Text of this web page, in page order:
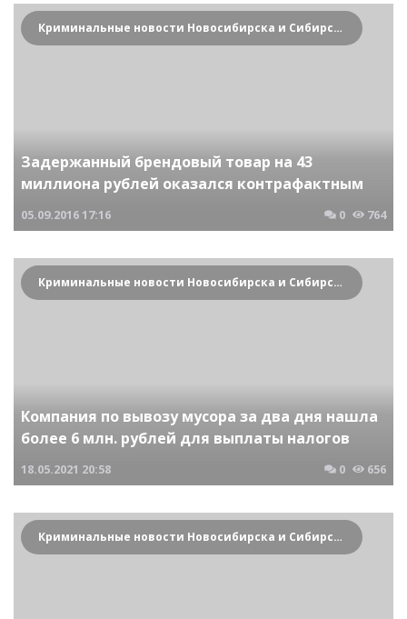
Криминальные новости Новосибирска и Сибирского региона
Задержанный брендовый товар на 43
миллиона рублей оказался контрафактным
05.09.201617:16 0 764
Криминальные новости Новосибирска и Сибирского региона
Компания по вывозу мусора за два дня нашла
более 6 млн. рублей для выплаты налогов
18.05.2021 20:58 0 656
Криминальные новости Новосибирска и Сибирского региона